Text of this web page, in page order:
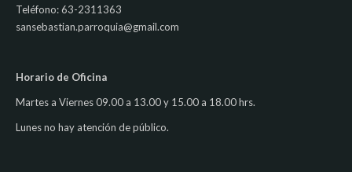
Teléfono: 63-2311363
sansebastian.parroquia@gmail.com
Horario de Oficina
Martes a Viernes 09.00 a 13.00 y 15.00 a 18.00 hrs.
Lunes no hay atención de público.